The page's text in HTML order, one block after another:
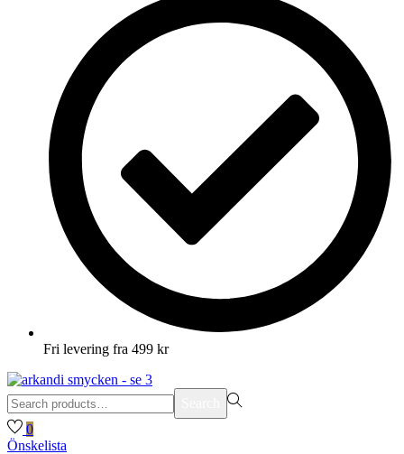
Fri levering fra 499 kr
Search
for:>
0
Önskelista